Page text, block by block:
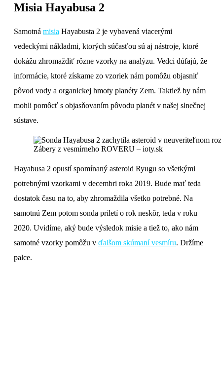
Misia Hayabusa 2
Samotná misia Hayabusta 2 je vybavená viacerými
vedeckými nákladmi, ktorých súčasťou sú aj nástroje, ktoré
dokážu zhromaždiť rôzne vzorky na analýzu. Vedci dúfajú, že
informácie, ktoré získame zo vzoriek nám pomôžu objasniť
pôvod vody a organickej hmoty planéty Zem. Taktiež by nám
mohli pomôcť s objasňovaním pôvodu planét v našej slnečnej
sústave.
Zábery z vesmírneho ROVERU – ioty.sk
Hayabusa 2 opustí spomínaný asteroid Ryugu so všetkými
potrebnými vzorkami v decembri roka 2019. Bude mať teda
dostatok času na to, aby zhromaždila všetko potrebné. Na
samotnú Zem potom sonda priletí o rok neskôr, teda v roku
2020. Uvidíme, aký bude výsledok misie a tiež to, ako nám
samotné vzorky pomôžu v ďalšom skúmaní vesmíru. Držíme
palce.